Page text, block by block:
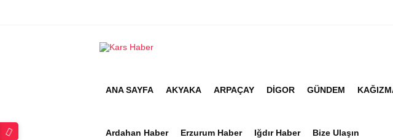
ANA SAYFA AKYAKA ARPAÇAY DİGOR GÜNDEM
Ardahan Haber Erzurum Haber Iğdır Haber Bize Ulaşın